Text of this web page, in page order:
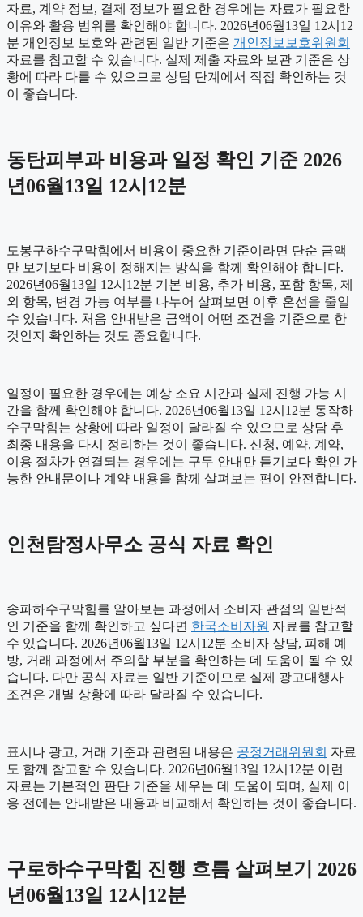
자료, 계약 정보, 결제 정보가 필요한 경우에는 자료가 필요한
이유와 활용 범위를 확인해야 합니다. 2026년06월13일 12시12
분 개인정보 보호와 관련된 일반 기준은 개인정보보호위원회
자료를 참고할 수 있습니다. 실제 제출 자료와 보관 기준은 상
황에 따라 다를 수 있으므로 상담 단계에서 직접 확인하는 것
이 좋습니다.
동탄피부과 비용과 일정 확인 기준 2026
년06월13일 12시12분
도봉구하수구막힘에서 비용이 중요한 기준이라면 단순 금액
만 보기보다 비용이 정해지는 방식을 함께 확인해야 합니다.
2026년06월13일 12시12분 기본 비용, 추가 비용, 포함 항목, 제
외 항목, 변경 가능 여부를 나누어 살펴보면 이후 혼선을 줄일
수 있습니다. 처음 안내받은 금액이 어떤 조건을 기준으로 한
것인지 확인하는 것도 중요합니다.
일정이 필요한 경우에는 예상 소요 시간과 실제 진행 가능 시
간을 함께 확인해야 합니다. 2026년06월13일 12시12분 동작하
수구막힘는 상황에 따라 일정이 달라질 수 있으므로 상담 후
최종 내용을 다시 정리하는 것이 좋습니다. 신청, 예약, 계약,
이용 절차가 연결되는 경우에는 구두 안내만 듣기보다 확인 가
능한 안내문이나 계약 내용을 함께 살펴보는 편이 안전합니다.
인천탐정사무소 공식 자료 확인
송파하수구막힘를 알아보는 과정에서 소비자 관점의 일반적
인 기준을 함께 확인하고 싶다면 한국소비자원 자료를 참고할
수 있습니다. 2026년06월13일 12시12분 소비자 상담, 피해 예
방, 거래 과정에서 주의할 부분을 확인하는 데 도움이 될 수 있
습니다. 다만 공식 자료는 일반 기준이므로 실제 광고대행사
조건은 개별 상황에 따라 달라질 수 있습니다.
표시나 광고, 거래 기준과 관련된 내용은 공정거래위원회 자료
도 함께 참고할 수 있습니다. 2026년06월13일 12시12분 이런
자료는 기본적인 판단 기준을 세우는 데 도움이 되며, 실제 이
용 전에는 안내받은 내용과 비교해서 확인하는 것이 좋습니다.
구로하수구막힘 진행 흐름 살펴보기 2026
년06월13일 12시12분